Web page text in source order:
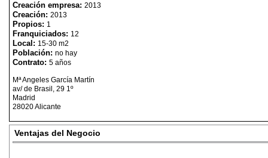
Creación empresa: 2013
Creación: 2013
Propios: 1
Franquiciados: 12
Local: 15-30 m2
Población: no hay
Contrato: 5 años
Mª Angeles García Martín
av/ de Brasil, 29 1º
Madrid
28020 Alicante
Ventajas del Negocio